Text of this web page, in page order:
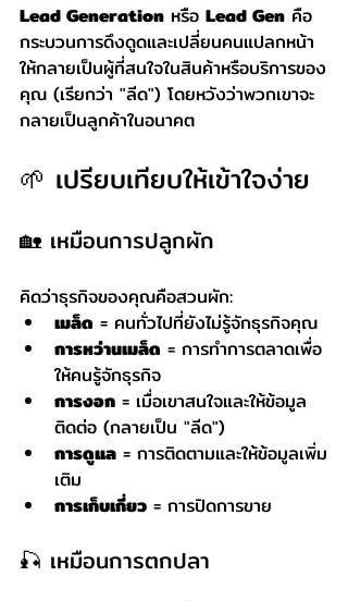
Lead Generation หรือ Lead Gen คือ
กระบวนการดึงดูดและเปลี่ยนคนแปลกหน้า
ให้กลายเป็นผู้ที่สนใจในสินค้าหรือบริการของ
คุณ (เรียกว่า "ลีด") โดยหวังว่าพวกเขาจะ
กลายเป็นลูกค้าในอนาคต
🌱 เปรียบเทียบให้เข้าใจง่าย
🏡 เหมือนการปลูกผัก
คิดว่าธุรกิจของคุณคือสวนผัก:
เมล็ด = คนทั่วไปที่ยังไม่รู้จักธุรกิจคุณ
การหว่านเมล็ด = การทำการตลาดเพื่อ
ให้คนรู้จักธุรกิจ
การงอก = เมื่อเขาสนใจและให้ข้อมูล
ติดต่อ (กลายเป็น "ลีด")
การดูแล = การติดตามและให้ข้อมูลเพิ่ม
เติม
การเก็บเกี่ยว = การปิดการขาย
🎣 เหมือนการตกปลา